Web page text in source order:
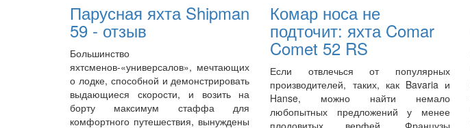
Парусная яхта Shipman
59 - отзыв
Большинство
яхтсменов-«универсалов», мечтающих
о лодке, способной и демонстрировать
выдающиеся скорости, и возить на
борту максимум стаффа для
комфортного путешествия, вынуждены
Комар носа не
подточит: яхта Comar
Comet 52 RS
Если отвлечься от популярных
производителей, таких, как Bavaria и
Hanse, можно найти немало
любопытных предложений у менее